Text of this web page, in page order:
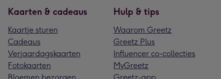
Kaarten & cadeaus
Kaartje sturen
Cadeaus
Verjaardagskaarten
Fotokaarten
Bloemen bezorgen
Hulp & tips
Waarom Greetz
Greetz Plus
Influencer co-collecties
MyGreetz
Greetz-app